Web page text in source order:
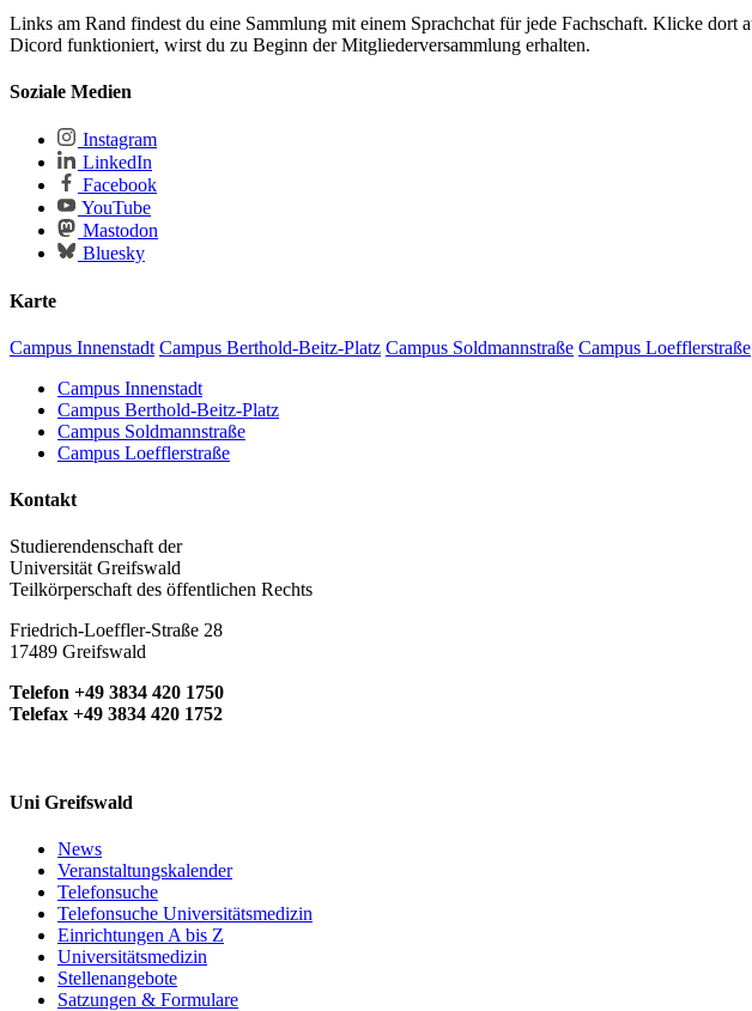
Links am Rand findest du eine Sammlung mit einem Sprachchat für jede Fachschaft. Klicke
Dicord funktioniert, wirst du zu Beginn der Mitgliederversammlung erhalten.
Soziale Medien
Instagram
LinkedIn
Facebook
YouTube
Mastodon
Bluesky
Karte
Campus Innenstadt Campus Berthold-Beitz-Platz Campus Soldmannstraße Campus Loefflerstraße
Campus Innenstadt
Campus Berthold-Beitz-Platz
Campus Soldmannstraße
Campus Loefflerstraße
Kontakt
Studierendenschaft der
Universität Greifswald
Teilkörperschaft des öffentlichen Rechts
Friedrich-Loeffler-Straße 28
17489 Greifswald
Telefon +49 3834 420 1750
Telefax +49 3834 420 1752
Uni Greifswald
News
Veranstaltungskalender
Telefonsuche
Telefonsuche Universitätsmedizin
Einrichtungen A bis Z
Universitätsmedizin
Stellenangebote
Satzungen & Formulare